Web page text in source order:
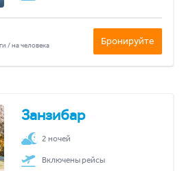
/ на человека Бронируйте
Занзибар
2 ночей
Включены рейсы